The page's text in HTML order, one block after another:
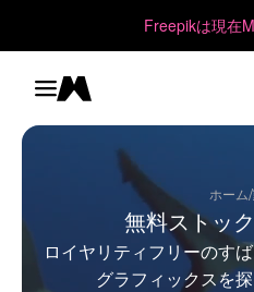
Freepikは現在
Toggle menu
Magnific
ホーム/
無料ストッ
ロイヤリティフリーのす
グラフィックスを